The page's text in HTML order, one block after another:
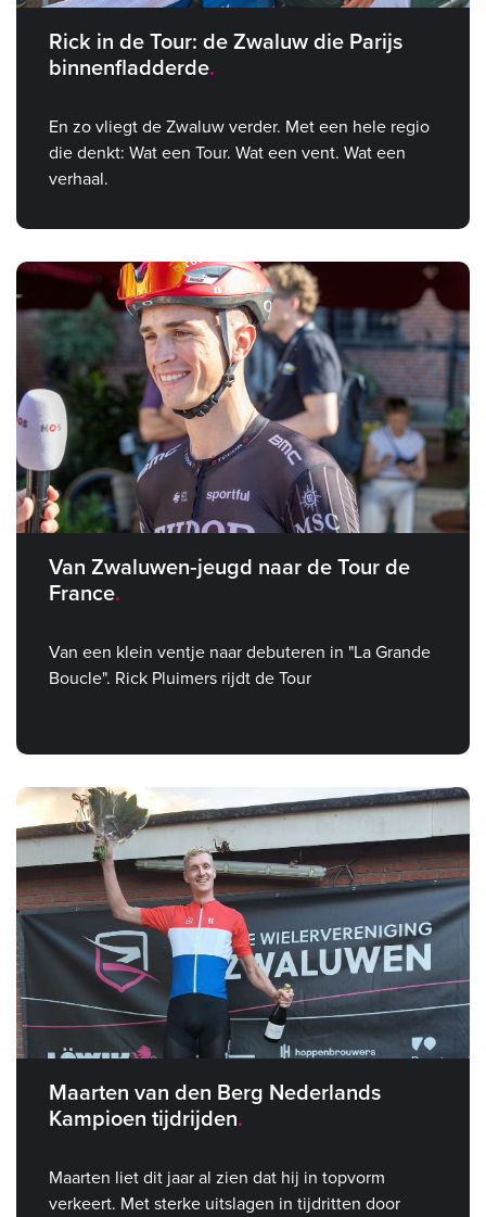
Rick in de Tour: de Zwaluw die Parijs
binnenfladderde
En zo vliegt de Zwaluw verder. Met een hele regio
die denkt: Wat een Tour. Wat een vent. Wat een
verhaal.
Van Zwaluwen‑jeugd naar de Tour de
France
Van een klein ventje naar debuteren in "La Grande
Boucle". Rick Pluimers rijdt de Tour
Maarten van den Berg Nederlands
Kampioen tijdrijden
Maarten liet dit jaar al zien dat hij in topvorm
verkeert. Met sterke uitslagen in tijdritten door